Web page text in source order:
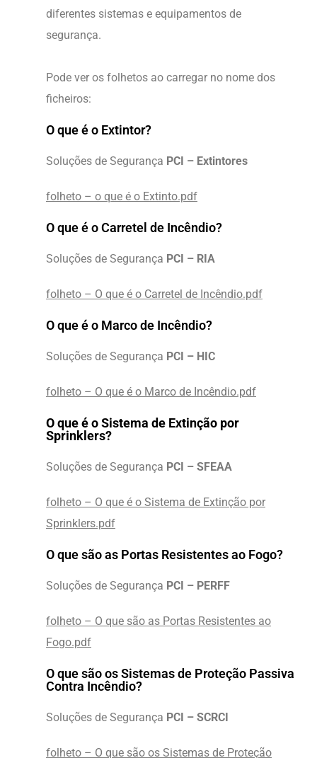
diferentes sistemas e equipamentos de
segurança.
Pode ver os folhetos ao carregar no nome dos
ficheiros:
O que é o Extintor?
Soluções de Segurança PCI – Extintores
folheto – o que é o Extinto.pdf
O que é o Carretel de Incêndio?
Soluções de Segurança PCI – RIA
folheto – O que é o Carretel de Incêndio.pdf
O que é o Marco de Incêndio?
Soluções de Segurança PCI – HIC
folheto – O que é o Marco de Incêndio.pdf
O que é o Sistema de Extinção por
Sprinklers?
Soluções de Segurança PCI – SFEAA
folheto – O que é o Sistema de Extinção por
Sprinklers.pdf
O que são as Portas Resistentes ao Fogo?
Soluções de Segurança PCI – PERFF
folheto – O que são as Portas Resistentes ao
Fogo.pdf
O que são os Sistemas de Proteção Passiva
Contra Incêndio?
Soluções de Segurança PCI – SCRCI
folheto – O que são os Sistemas de Proteção